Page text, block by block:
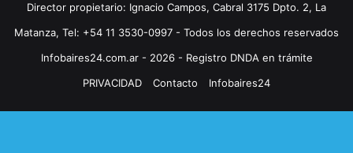
Director propietario: Ignacio Campos, Cabral 3175 Dpto. 2, La
Matanza, Tel: +54 11 3530-0997 - Todos los derechos reservados
Infobaires24.com.ar - 2026 - Registro DNDA en trámite
PRIVACIDAD
Contacto Infobaires24